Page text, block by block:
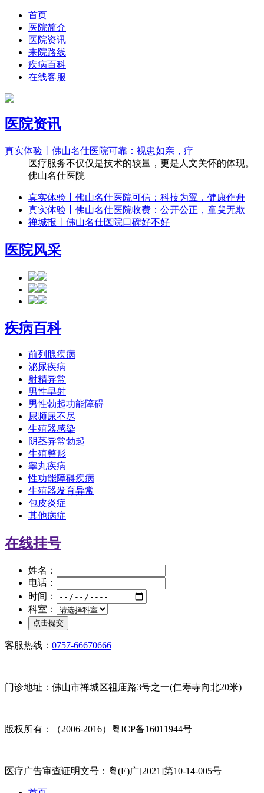
首页
医院简介
医院资讯
来院路线
疾病百科
在线客服
医院资讯
真实体验丨佛山名仕医院可靠：视患如亲，疗
医疗服务不仅仅是技术的较量，更是人文关怀的体现。
佛山名仕医院
真实体验丨佛山名仕医院可信：科技为翼，健康作舟
真实体验丨佛山名仕医院收费：公开公正，童叟无欺
禅城报丨佛山名仕医院口碑好不好
医院风采
疾病百科
前列腺疾病
泌尿疾病
射精异常
男性早射
男性勃起功能障碍
尿频尿不尽
生殖器感染
阴茎异常勃起
生殖整形
睾丸疾病
性功能障碍疾病
生殖器发育异常
包皮炎症
其他病症
在线挂号
姓名：
电话：
时间：
科室：
客服热线： 0757-66670666
门诊地址：佛山市禅城区祖庙路3号之一(仁寿寺向北20米)
版权所有：（2006-2016）粤ICP备16011944号
医疗广告审查证明文号：粤(E)广[2021]第10-14-005号